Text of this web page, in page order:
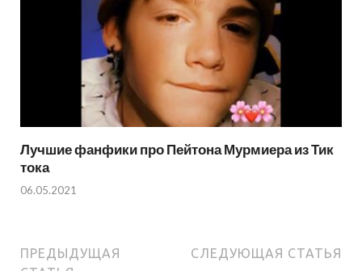
Лучшие фанфики про Пейтона Мурмиера из Тик
тока
06.05.2021
ПРЕДЫДУЩАЯ
СЛЕДУЮЩАЯ СТАТЬЯ